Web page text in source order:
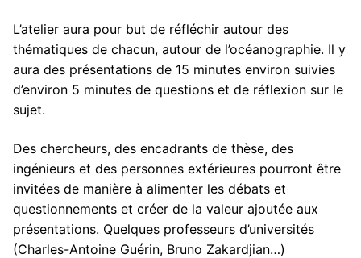
Inscriptions Doctoriades
Inscription Soirée Recherche 2025
Lieu
Archives
L’atelier aura pour but de réfléchir autour des
thématiques de chacun, autour de l’océanographie. Il y
aura des présentations de 15 minutes environ suivies
d’environ 5 minutes de questions et de réflexion sur le
sujet.
Des chercheurs, des encadrants de thèse, des
ingénieurs et des personnes extérieures pourront être
invitées de manière à alimenter les débats et
questionnements et créer de la valeur ajoutée aux
présentations. Quelques professeurs d’universités
(Charles-Antoine Guérin, Bruno Zakardjian…)